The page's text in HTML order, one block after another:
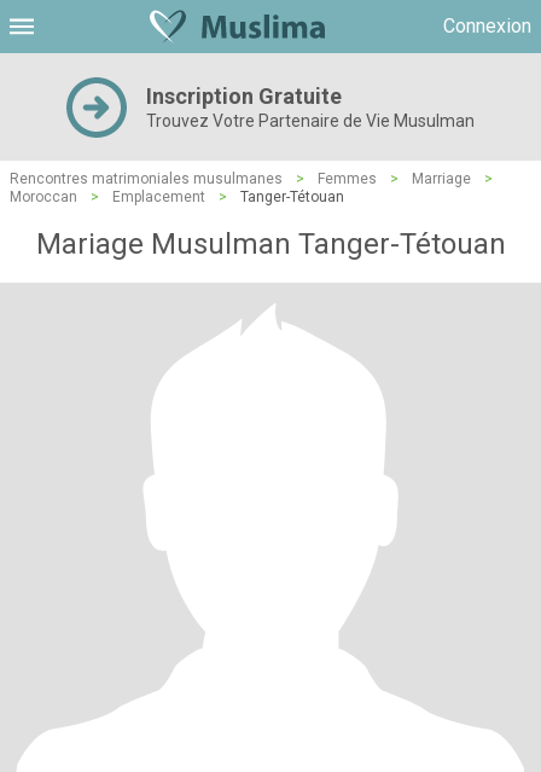
Connexion
Inscription Gratuite
Trouvez Votre Partenaire de Vie Musulman
Rencontres matrimoniales musulmanes > Femmes > Marriage
>
Moroccan
> Emplacement > Tanger-Tétouan
Mariage Musulman Tanger-Tétouan